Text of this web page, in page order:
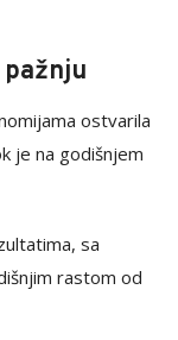
ostvarila
je na godišnjem
sa
rastom od